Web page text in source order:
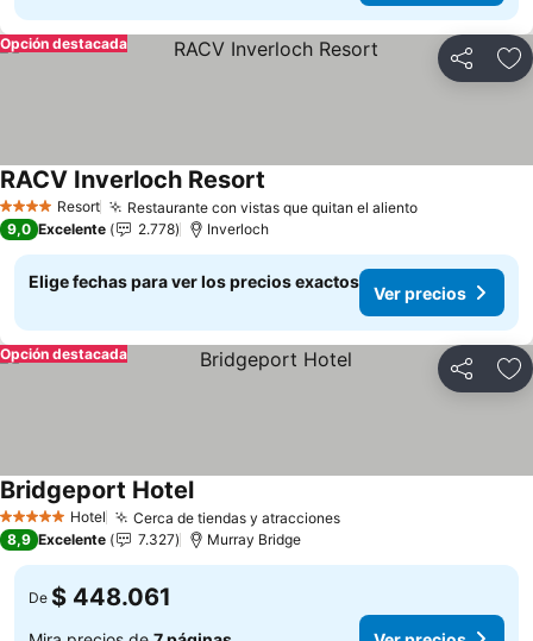
Compartir
Opción destacada
4 EstrellasResort Restaurante con vistas que quitan el alientoVer precios
RACV Inverloch Resort
9,0 Excelente 2.778 Inverloch
Elige fechas para ver los precios exactos
Ver precios
Compartir
Opción destacada
5 Estrellas Hotel Cerca de tiendas y atraccionesVer precios
Bridgeport HotelVer precios
8,9 Excelente 7.327 Murray Bridge
De $ 448.061